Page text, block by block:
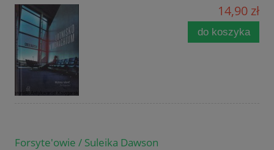
14,90 zł
do koszyka
Forsyte'owie / Suleika Dawson